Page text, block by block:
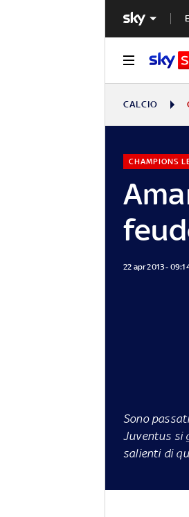
CALCIO
CHAMPIONS
22 apr 2013 -
Sono
Juventus si
salienti di